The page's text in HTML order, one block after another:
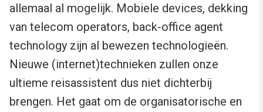
allemaal al mogelijk. Mobiele devices, dekking
van telecom operators, back-office agent
technology zijn al bewezen technologieën.
Nieuwe (internet)technieken zullen onze
ultieme reisassistent dus niet dichterbij
brengen. Het gaat om de organisatorische en